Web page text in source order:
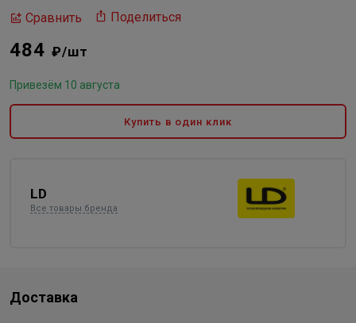
Сравнить Поделиться
484 ₽/шт
Привезём 10 августа
Купить в один клик
LD
Все товары бренда
Доставка